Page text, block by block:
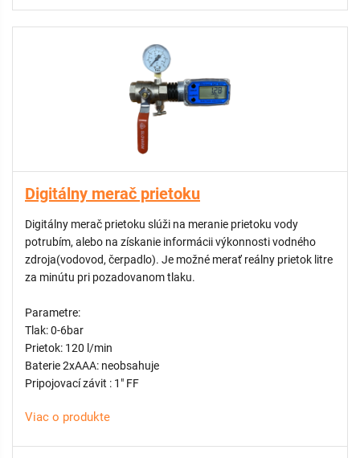
Digitálny merač prietoku
Digitálny merač prietoku slúži na meranie prietoku vody
potrubím, alebo na získanie informácii výkonnosti vodného
zdroja(vodovod, čerpadlo). Je možné merať reálny prietok litre
za minútu pri pozadovanom tlaku.
Parametre:
Tlak: 0-6bar
Prietok: 120 l/min
Baterie 2xAAA: neobsahuje
Pripojovací závit : 1" FF
Viac o produkte